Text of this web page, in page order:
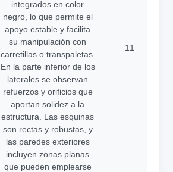
integrados en color
negro, lo que permite el
apoyo estable y facilita
su manipulación con
carretillas o transpaletas.
En la parte inferior de los
laterales se observan
refuerzos y orificios que
aportan solidez a la
estructura. Las esquinas
son rectas y robustas, y
las paredes exteriores
incluyen zonas planas
que pueden emplearse
11